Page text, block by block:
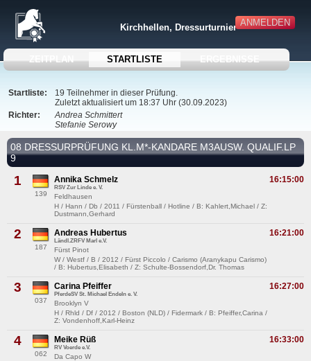
ANMELDEN
Kirchhellen, Dressurturnier
ZEITPLAN STARTLISTE ERGEBNISSE
Startliste:
19 Teilnehmer in dieser Prüfung.
Zuletzt aktualisiert um 18:37 Uhr (30.09.2023)
Richter:
Andrea Schmittert
Stefanie Serowy
08 DRESSURPRÜFUNG KL.M*-KANDARE M3AUSW. QUALIF.LP
9
1
139
16:15:00
Annika Schmelz
RSV Zur Linde e. V.
Feldhausen
H / Hann / Db / 2011 / Fürstenball / Hotline / B: Kahlert,Michael / Z:
Dustmann,Gerhard
2
187
16:21:00
Andreas Hubertus
Ländl.ZRFV Marl e.V.
Fürst Pinot
W / Westf / B / 2012 / Fürst Piccolo / Carismo (Aranykapu Carismo)
/ B: Hubertus,Elisabeth / Z: Schulte-Bossendorf,Dr. Thomas
3
037
16:27:00
Carina Pfeiffer
PferdeSV St. Michael Endeln e. V.
Brooklyn V
H / Rhld / Df / 2012 / Boston (NLD) / Fidermark / B: Pfeiffer,Carina /
Z: Vondenhoff,Karl-Heinz
4
062
16:33:00
Meike Rüß
RV Voerde e.V.
Da Capo W